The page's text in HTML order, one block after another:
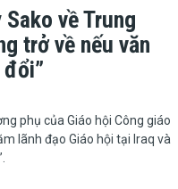
về Trung
trở về nếu văn
phụ của Giáo hội Công giáo
lãnh đạo Giáo hội tại Iraq và